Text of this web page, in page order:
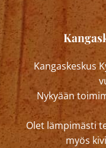
Kangaskeskus
Nykyään
Olet lämpimästi
myös